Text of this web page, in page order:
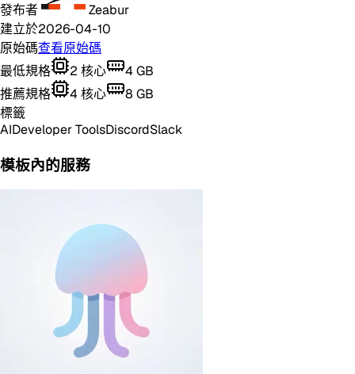
發布者
Zeabur
建立於2026-04-10
原始碼查看原始碼
最低規格
2 核心 4 GB
推薦規格
4 核心 8 GB
標籤
AIDeveloper ToolsDiscordSlack
模板內的服務